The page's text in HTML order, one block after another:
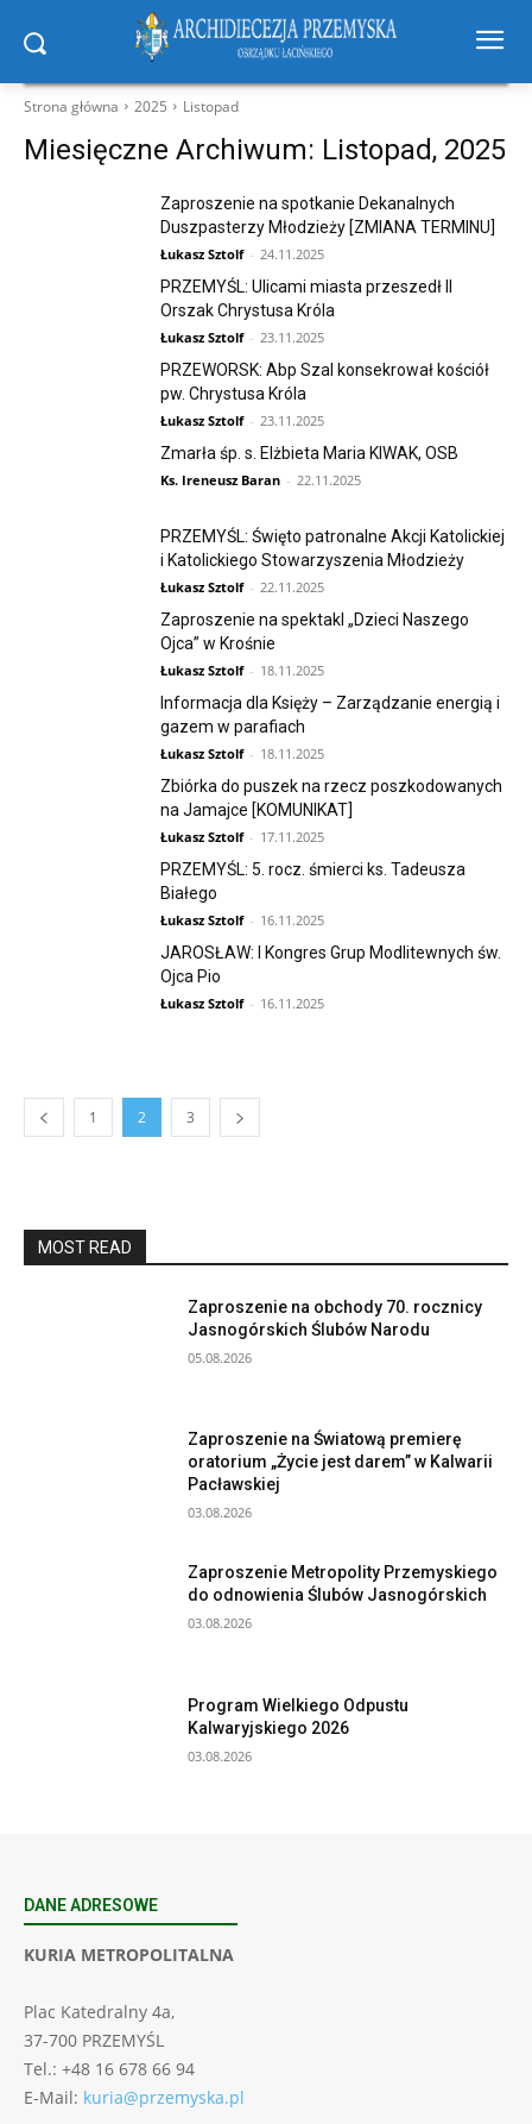
Strona główna 2025 Listopad
Miesięczne Archiwum: Listopad, 2025
Zaproszenie na spotkanie Dekanalnych
Duszpasterzy Młodzieży [ZMIANA TERMINU]
Łukasz Sztolf - 24.11.2025
PRZEMYŚL: Ulicami miasta przeszedł II
Orszak Chrystusa Króla
Łukasz Sztolf - 23.11.2025
PRZEWORSK: Abp Szal konsekrował kościół
pw. Chrystusa Króla
Łukasz Sztolf - 23.11.2025
Zmarła śp. s. Elżbieta Maria KIWAK, OSB
Ks. Ireneusz Baran - 22.11.2025
PRZEMYŚL: Święto patronalne Akcji Katolickiej
i Katolickiego Stowarzyszenia Młodzieży
Łukasz Sztolf - 22.11.2025
Zaproszenie na spektakl „Dzieci Naszego
Ojca” w Krośnie
Łukasz Sztolf - 18.11.2025
Informacja dla Księży – Zarządzanie energią i
gazem w parafiach
Łukasz Sztolf - 18.11.2025
Zbiórka do puszek na rzecz poszkodowanych
na Jamajce [KOMUNIKAT]
Łukasz Sztolf - 17.11.2025
PRZEMYŚL: 5. rocz. śmierci ks. Tadeusza
Białego
Łukasz Sztolf - 16.11.2025
JAROSŁAW: I Kongres Grup Modlitewnych św.
Ojca Pio
Łukasz Sztolf - 16.11.2025
1 2 3
MOST READ
Zaproszenie na obchody 70. rocznicy
Jasnogórskich Ślubów Narodu
05.08.2026
Zaproszenie na Światową premierę
oratorium „Życie jest darem” w Kalwarii
Pacławskiej
03.08.2026
Zaproszenie Metropolity Przemyskiego
do odnowienia Ślubów Jasnogórskich
03.08.2026
Program Wielkiego Odpustu
Kalwaryjskiego 2026
03.08.2026
DANE ADRESOWE
KURIA METROPOLITALNA
Plac Katedralny 4a,
37-700 PRZEMYŚL
Tel.: +48 16 678 66 94
E-Mail: kuria@przemyska.pl